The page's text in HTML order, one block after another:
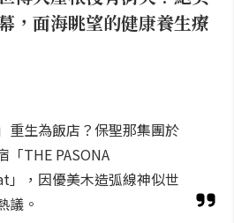
，面海眺望的健康養生療
重生為飯店？保聖那集團於
「THE PASONA
，因優美木造弧線神似世
議。